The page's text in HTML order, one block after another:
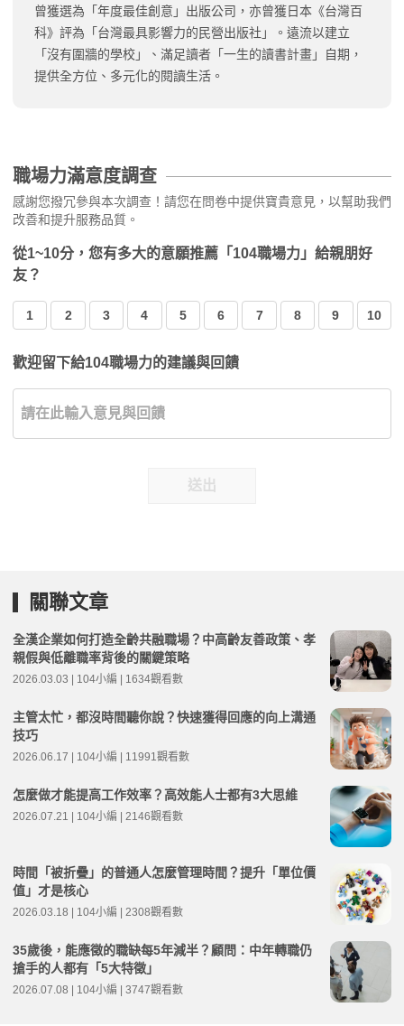
曾獲選為「年度最佳創意」出版公司，亦曾獲日本《台灣百
科》評為「台灣最具影響力的民營出版社」。遠流以建立
「沒有圍牆的學校」、滿足讀者「一生的讀書計畫」自期，
提供全方位、多元化的閱讀生活。
職場力滿意度調查
感謝您撥冗參與本次調查！請您在問卷中提供寶貴意見，以幫助我們
改善和提升服務品質。
從1~10分，您有多大的意願推薦「104職場力」給親朋好
友？
1 2 3 4 5 6 7 8 9 10
歡迎留下給104職場力的建議與回饋
送出
關聯文章
全漢企業如何打造全齡共融職場？中高齡友善政策、孝
親假與低離職率背後的關鍵策略
2026.03.03 | 104小編 | 1634觀看數
主管太忙，都沒時間聽你說？快速獲得回應的向上溝通
技巧
2026.06.17 | 104小編 | 11991觀看數
怎麼做才能提高工作效率？高效能人士都有3大思維
2026.07.21 | 104小編 | 2146觀看數
時間「被折疊」的普通人怎麼管理時間？提升「單位價
值」才是核心
2026.03.18 | 104小編 | 2308觀看數
35歲後，能應徵的職缺每5年減半？顧問：中年轉職仍
搶手的人都有「5大特徵」
2026.07.08 | 104小編 | 3747觀看數